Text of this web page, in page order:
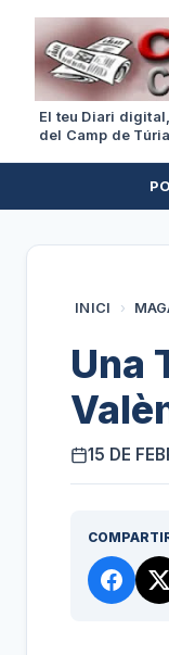
El teu Diari
del Camp de
INICI ›
Una
15 DE